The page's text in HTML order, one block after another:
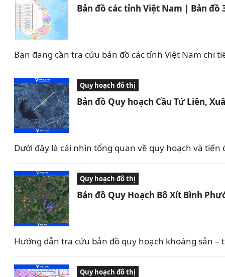
Bản đồ các tỉnh Việt Nam | Bản
Bạn đang cần tra cứu bản đồ các tỉnh Việt Nam chi
Quy hoạch đô thị
Bản đồ Quy hoạch Cầu Tứ Liên,
Dưới đây là cái nhìn tổng quan về quy hoạch và tiến
Quy hoạch đô thị
Bản đồ Quy Hoạch Bô Xít Bình
Hướng dẫn tra cứu bản đồ quy hoạch khoáng sản
Quy hoạch đô thị